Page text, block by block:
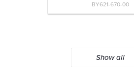
BY621-670-00
Show all